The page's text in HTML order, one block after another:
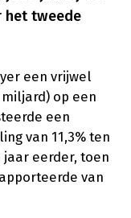
het tweede
een vrijwel
op een
een
van 11,3% ten
eerder, toen
van